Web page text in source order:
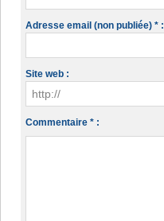
Adresse email (non publiée) * :
Site web :
Commentaire * :